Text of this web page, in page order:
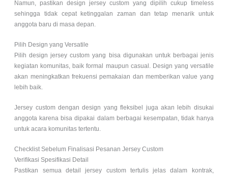
Namun, pastikan design jersey custom yang dipilih cukup timeless
sehingga tidak cepat ketinggalan zaman dan tetap menarik untuk
anggota baru di masa depan.
Pilih Design yang Versatile
Pilih design jersey custom yang bisa digunakan untuk berbagai jenis
kegiatan komunitas, baik formal maupun casual. Design yang versatile
akan meningkatkan frekuensi pemakaian dan memberikan value yang
lebih baik.
Jersey custom dengan design yang fleksibel juga akan lebih disukai
anggota karena bisa dipakai dalam berbagai kesempatan, tidak hanya
untuk acara komunitas tertentu.
Checklist Sebelum Finalisasi Pesanan Jersey Custom
Verifikasi Spesifikasi Detail
Pastikan semua detail jersey custom tertulis jelas dalam kontrak,